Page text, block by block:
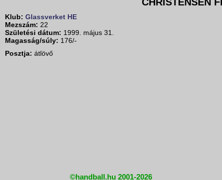
Klub: Glassverket HE
Mezszám: 22
Születési dátum: 1999. május 31.
Magasság/súly: 176/-
Posztja: átlövő
©handball.hu 2001-2026